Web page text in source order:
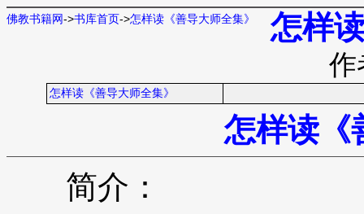
佛教书籍网->书库首页->怎样读《善导大师全集》 怎样
作
怎样读《善导大师全集》
怎样读《
简介：